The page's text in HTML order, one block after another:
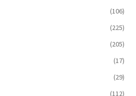
(106)
(225)
(205)
(17)
(29)
(112)